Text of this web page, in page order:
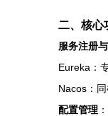
二、核心
服务注册
Eureka：
Nacos：
配置管理 ：